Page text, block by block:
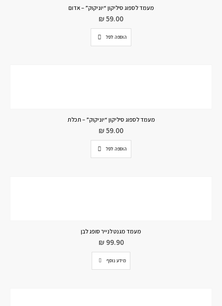
מעמד לספוג סיליקון “יוניקוק” – אדום
₪ 59.00
הוספה לסל
מעמד לספוג סיליקון “יוניקוק” – תכלת
₪ 59.00
הוספה לסל
מעמד מגנט לנייר סופג לבן
₪ 99.90
מידע נוסף